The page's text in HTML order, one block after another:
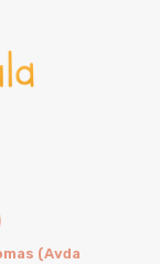
(Avda